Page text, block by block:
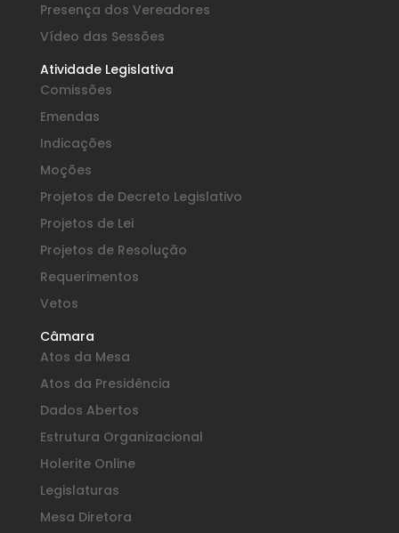
Presença dos Vereadores
Vídeo das Sessões
Atividade Legislativa
Comissões
Emendas
Indicações
Moções
Projetos de Decreto Legislativo
Projetos de Lei
Projetos de Resolução
Requerimentos
Vetos
Câmara
Atos da Mesa
Atos da Presidência
Dados Abertos
Estrutura Organizacional
Holerite Online
Legislaturas
Mesa Diretora